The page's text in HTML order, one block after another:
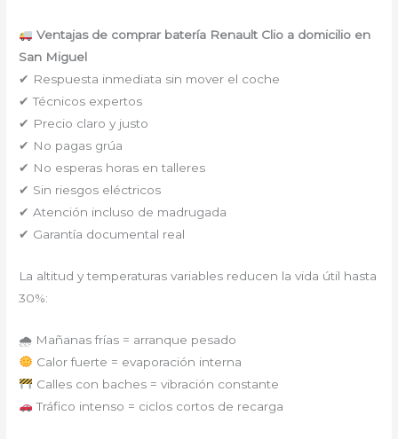
Ventajas de comprar batería Renault Clio a domicilio en
San Miguel
✔ Respuesta inmediata sin mover el coche
✔ Técnicos expertos
✔ Precio claro y justo
✔ No pagas grúa
✔ No esperas horas en talleres
✔ Sin riesgos eléctricos
✔ Atención incluso de madrugada
✔ Garantía documental real
La altitud y temperaturas variables reducen la vida útil hasta
30%:
🌧 Mañanas frías = arranque pesado
Calor fuerte = evaporación interna
Calles con baches = vibración constante
Tráfico intenso = ciclos cortos de recarga